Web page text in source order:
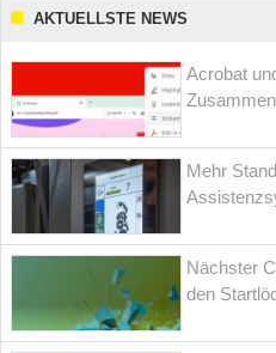
AKTUELLSTE NEWS
Acrobat
Mehr
Nächster
den